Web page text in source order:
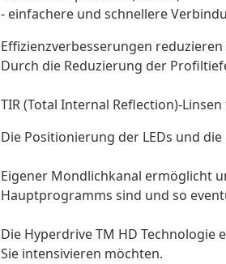
- einfachere und schnellere
Effizienzverbesserungen
Durch die Reduzierung der
TIR (Total Internal Reflection)-
Die Positionierung der LEDs und
Eigener Mondlichkanal ermöglicht
Hauptprogramms sind und so
Die Hyperdrive TM HD Technologie
Sie intensivieren möchten.